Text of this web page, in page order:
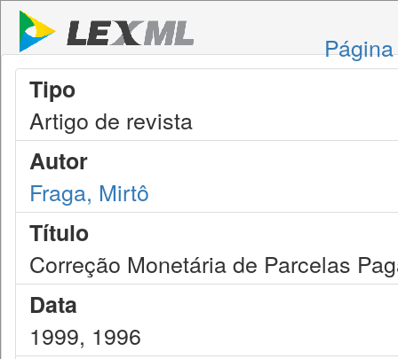
Tipo
Artigo de revista
Autor
Fraga, Mirtô
Título
Correção Monetária de Parcelas
Data
1999, 1996